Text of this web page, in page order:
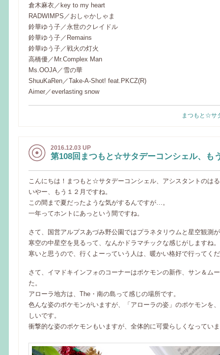
倉木麻衣／key to my heart
RADWIMPS／おしゃかしゃま
鈴華ゆう子／永世のクレイドル
鈴華ゆう子／Remains
鈴華ゆう子／戦火の灯火
高橋優／Mr.Complex Man
Ms.OOJA／雪の華
ShuuKaRen／Take-A-Shot! feat.PKCZ(R)
Aimer／everlasting snow
まつもと☆サ
2016.12.03 UP
第108回まつもと☆サタデーコンシェル、も
こんにちは！まつもと☆サタデーコンシェル、アシスタントのは
いやー、もう１２月ですね。
この間まで夏だったような気がするんですが…。
一年ってホントにあっという間ですね。
さて、国営アルプスあづみ野公園ではプラネタリウムと星空観測
寒空の中星空を見るって、なんかドラマチックな感じがしますね。
寒いと思うので、行くよーっていう人は、暖かい格好で行ってく
さて、イマドキインフォのコーナーはポケモンの新作、サン＆ム
た。
アローラ地方は、The・南の島って感じの場所です。
色んな姿のポケモンがいますが、「アローラの姿」のポケモンを
しいです。
衝撃的な姿のポケモンもいますが、全体的に可愛らしくなってい